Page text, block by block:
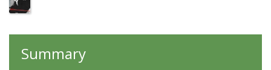
Summary